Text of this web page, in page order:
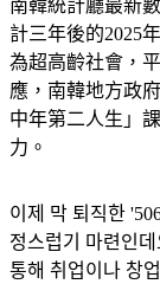
南韓統計廳最新
計三年後的2025
為超高齡社會，
應，南韓地方政
中年第二人生」
이제 막 퇴직한
정스럽기 마련인